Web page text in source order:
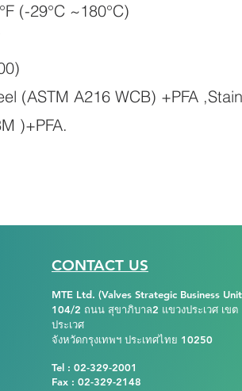
(-29°C ~180°C)
(ASTM A216 WCB) +PFA
)+PFA.
CONTACT US
MTE Ltd. (Valves Strategic Business
104/2 ถนน สุขาภิบาล2 แขวงประเวศ เขต
ประเวศ
จังหวัดกรุงเทพฯ ประเทศไทย 10250
Tel : 02-329-2001
Fax : 02-329-2148